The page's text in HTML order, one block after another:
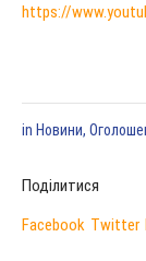
https://
in Новини,
Поділитися
Facebook Twitter